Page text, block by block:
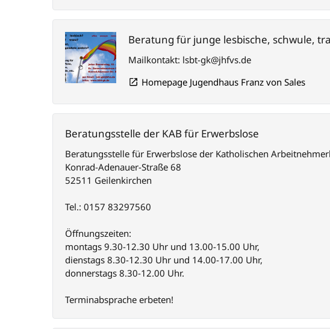
Beratung für junge lesbische, schwule,
Mailkontakt: lsbt-gk@jhfvs.de
Homepage Jugendhaus Franz von Sales
Beratungsstelle der KAB für Erwerbslose
Beratungsstelle für Erwerbslose der Katholischen
Konrad-Adenauer-Straße 68
52511 Geilenkirchen
Tel.: 0157 83297560
Öffnungszeiten:
montags 9.30-12.30 Uhr und 13.00-15.00 Uhr,
dienstags 8.30-12.30 Uhr und 14.00-17.00 Uhr,
donnerstags 8.30-12.00 Uhr.
Terminabsprache erbeten!